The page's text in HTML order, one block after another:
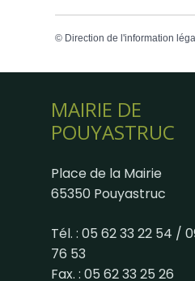
© Direction de l'information
MAIRIE DE
POUYASTRUC
Place de la Mairie
65350 Pouyastruc
Tél. : 05 62 33 22 54 /
76 53
Fax. : 05 62 33 25 26